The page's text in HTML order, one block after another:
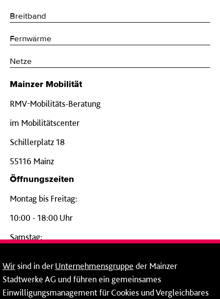
Breitband
Fernwärme
Netze
Mainzer Mobilität
RMV-Mobilitäts-Beratung
im Mobilitätscenter
Schillerplatz 18
55116 Mainz
Öffnungszeiten
Montag bis Freitag:
10:00 - 18:00 Uhr
Samstag:
24-Stunden-Telefon*
06131 – 12 77 77
Wirsind in derUnternehmensgruppe der Mainzer
Stadtwerke AG und führen ein gemeinsames
Einwilligungsmanagement für Cookies und Vergleichbares